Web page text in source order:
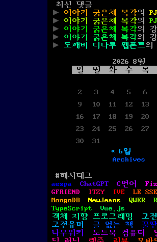
최신 댓글
이야기 굵은체 복각의
이야기 굵은체 복각의
이야기 굵은체 복각의
이야기 굵은체 복각의
도깨비 디나루 웹폰트의
2026 8월
일
월 화 수 목
2
3 4 5 6
9
10 11 12 13
16
17 18 19 20
23
24 25 26 27
30
31
« 6월
Archives
#해시태그
aespa
ChatGPT C언어
GFRIEND
ITZY IVE
LE
MongoDB
NewJeans QWER
TypeScript
Vue.js
객체 지향 프로그래밍
고
고전유머
글 없는 책
꿀
나무위키
노트북 컴퓨터